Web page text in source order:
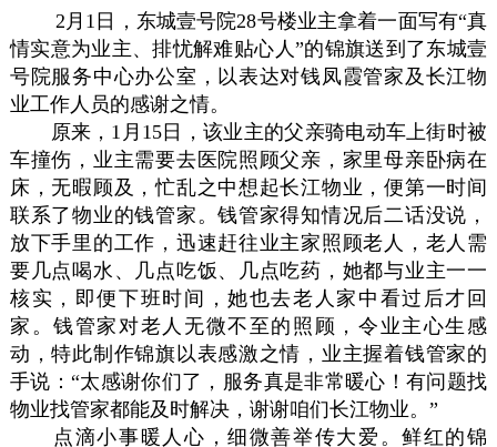
2月1日，东城壹号院28号楼业主拿着一面写有“真
情实意为业主、排忧解难贴心人”的锦旗送到了东城壹
号院服务中心办公室，以表达对钱凤霞管家及长江物
业工作人员的感谢之情。
原来，1月15日，该业主的父亲骑电动车上街时被
车撞伤，业主需要去医院照顾父亲，家里母亲卧病在
床，无暇顾及，忙乱之中想起长江物业，便第一时间
联系了物业的钱管家。钱管家得知情况后二话没说，
放下手里的工作，迅速赶往业主家照顾老人，老人需
要几点喝水、几点吃饭、几点吃药，她都与业主一一
核实，即便下班时间，她也去老人家中看过后才回
家。钱管家对老人无微不至的照顾，令业主心生感
动，特此制作锦旗以表感激之情，业主握着钱管家的
手说：“太感谢你们了，服务真是非常暖心！有问题找
物业找管家都能及时解决，谢谢咱们长江物业。”
点滴小事暖人心，细微善举传大爱。鲜红的锦